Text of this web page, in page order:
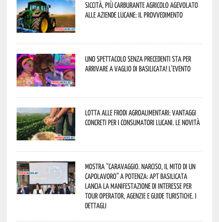
Siccità, più carburante agricolo agevolato
alle aziende lucane: il provvedimento
Uno spettacolo senza precedenti sta per
arrivare a Vaglio di Basilicata! L’evento
Lotta alle frodi agroalimentari: vantaggi
concreti per i consumatori lucani. Le novità
Mostra “Caravaggio. Narciso, il mito di un
capolavoro” a Potenza: APT Basilicata
lancia la manifestazione di interesse per
Tour Operator, Agenzie e Guide Turistiche. I
dettagli